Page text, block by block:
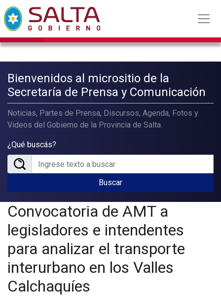
Bienvenidos al micrositio de la
Secretaría de Prensa y Comunicación
Noticias, Partes de Prensa, Discursos, Agenda, Fotos y
Videos del Gobierno de la Provincia de Salta.
¿Qué buscás?
Buscar
Convocatoria de AMT a
legisladores e intendentes
para analizar el transporte
interurbano en los Valles
Calchaquíes